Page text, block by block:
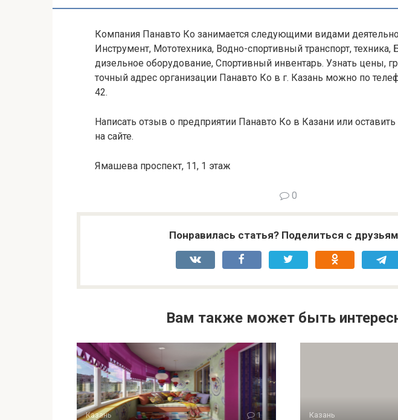
Компания Панавто Ко занимается следующими видами
Инструмент, Мототехника, Водно-спортивный транспорт, техника,
дизельное оборудование, Спортивный инвентарь. Узнать цены,
точный адрес организации Панавто Ко в г. Казань можно по
42.
Написать отзыв о предприятии Панавто Ко в Казани или
на сайте.
Ямашева проспект, 11, 1 этаж
0
Понравилась статья? Поделиться с
Вам также может быть
Казань 1 Казань